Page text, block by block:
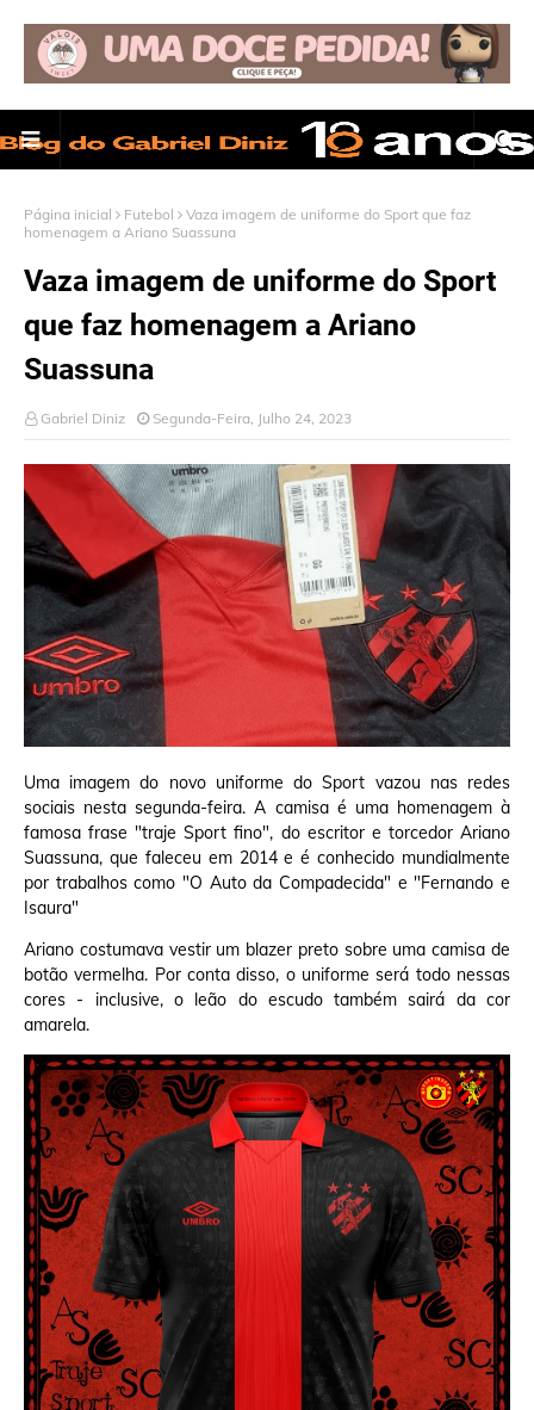
Página inicial Futebol
Vaza imagem de uniforme do Sport que faz
homenagem a Ariano Suassuna
Vaza imagem de uniforme do Sport
que faz homenagem a Ariano
Suassuna
Gabriel Diniz Segunda-Feira, Julho 24, 2023
Uma imagem do novo uniforme do Sport vazou nas redes
sociais nesta segunda-feira. A camisa é uma homenagem à
famosa frase "traje Sport fino", do escritor e torcedor Ariano
Suassuna, que faleceu em 2014 e é conhecido mundialmente
por trabalhos como "O Auto da Compadecida" e "Fernando e
Isaura"
Ariano costumava vestir um blazer preto sobre uma camisa de
botão vermelha. Por conta disso, o uniforme será todo nessas
cores - inclusive, o leão do escudo também sairá da cor
amarela.